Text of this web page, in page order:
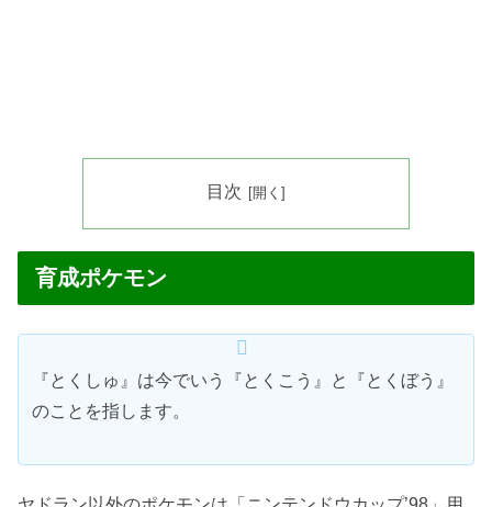
目次
育成ポケモン
『とくしゅ』は今でいう『とくこう』と『とくぼう』
のことを指します。